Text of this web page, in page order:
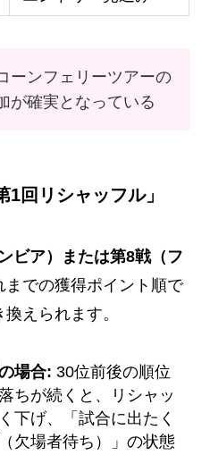
ーンフェリーツアーの
が確実となっている
回リシャッフル」
ビア）または第8戦（フ
までの獲得ポイント順で
えられます。
場合: 30位前後の順位
ちが続くと、リシャッ
下げ、「試合に出たく
欠場者待ち）」の状態